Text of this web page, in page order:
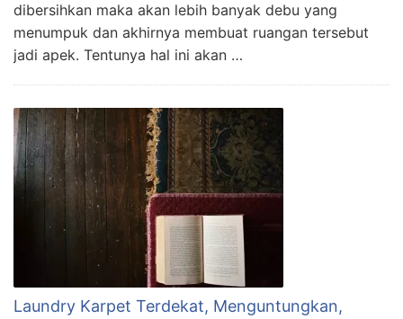
dibersihkan maka akan lebih banyak debu yang
menumpuk dan akhirnya membuat ruangan tersebut
jadi apek. Tentunya hal ini akan …
Laundry Karpet Terdekat, Menguntungkan,